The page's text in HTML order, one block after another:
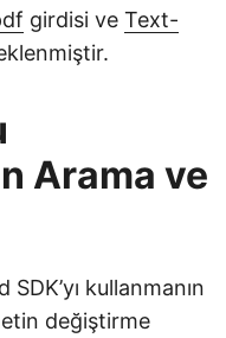
girdisi ve Text-
Arama ve
kullanmanın
değiştirme